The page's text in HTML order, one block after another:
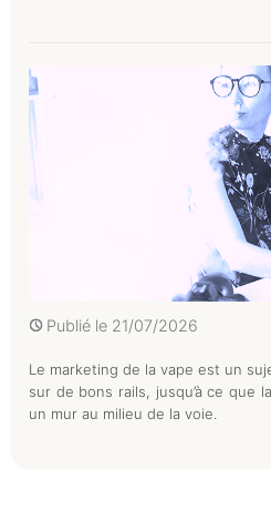
Publié le 21/07/2026
Le marketing de la vape est un
sur de bons rails, jusqu’à ce que
un mur au milieu de la voie.